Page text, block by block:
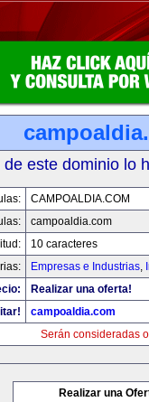
de este dominio lo
CAMPOALDIA.COM
campoaldia.com
10 caracteres
Empresas e Industrias,
Realizar una oferta!
campoaldia.com
Serán consideradas
Realizar una